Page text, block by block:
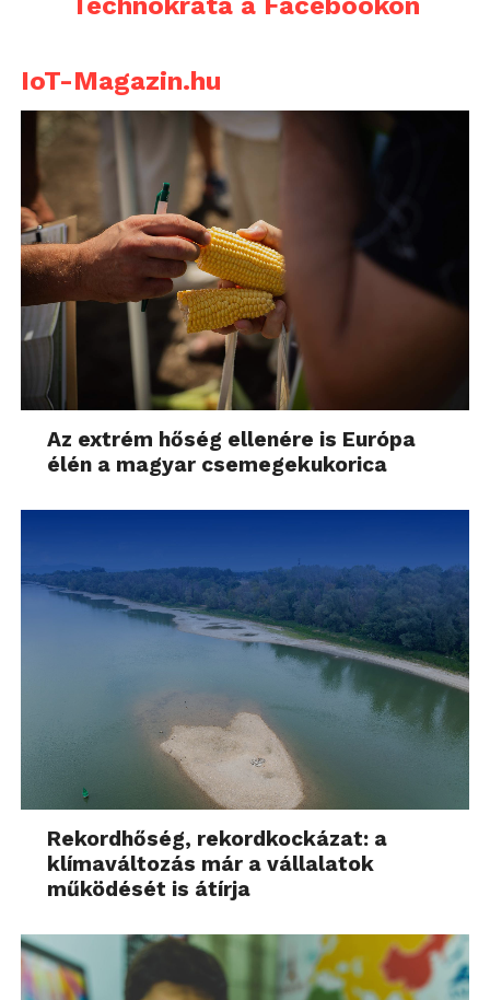
IoT-Magazin.hu
Az extrém hőség ellenére is Európa
élén a magyar csemegekukorica
Rekordhőség, rekordkockázat: a
klímaváltozás már a vállalatok
működését is átírja